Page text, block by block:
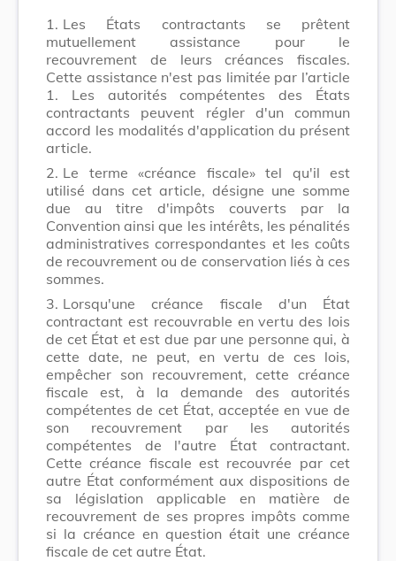
1. Les États contractants se prêtent
mutuellement assistance pour le
recouvrement de leurs créances fiscales.
Cette assistance n'est pas limitée par l’article
1. Les autorités compétentes des États
contractants peuvent régler d'un commun
accord les modalités d'application du présent
article.
2. Le terme «créance fiscale» tel qu'il est
utilisé dans cet article, désigne une somme
due au titre d'impôts couverts par la
Convention ainsi que les intérêts, les pénalités
administratives correspondantes et les coûts
de recouvrement ou de conservation liés à ces
sommes.
3. Lorsqu'une créance fiscale d'un État
contractant est recouvrable en vertu des lois
de cet État et est due par une personne qui, à
cette date, ne peut, en vertu de ces lois,
empêcher son recouvrement, cette créance
fiscale est, à la demande des autorités
compétentes de cet État, acceptée en vue de
son recouvrement par les autorités
compétentes de l'autre État contractant.
Cette créance fiscale est recouvrée par cet
autre État conformément aux dispositions de
sa législation applicable en matière de
recouvrement de ses propres impôts comme
si la créance en question était une créance
fiscale de cet autre État.